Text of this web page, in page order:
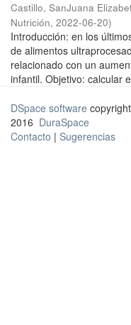
Castillo, SanJuana
Nutrición, 2022-06-20)
Introducción: en los
de alimentos
relacionado con un
infantil. Objetivo: calcular
DSpace software
2016 DuraSpace
Contacto | Sugerencias